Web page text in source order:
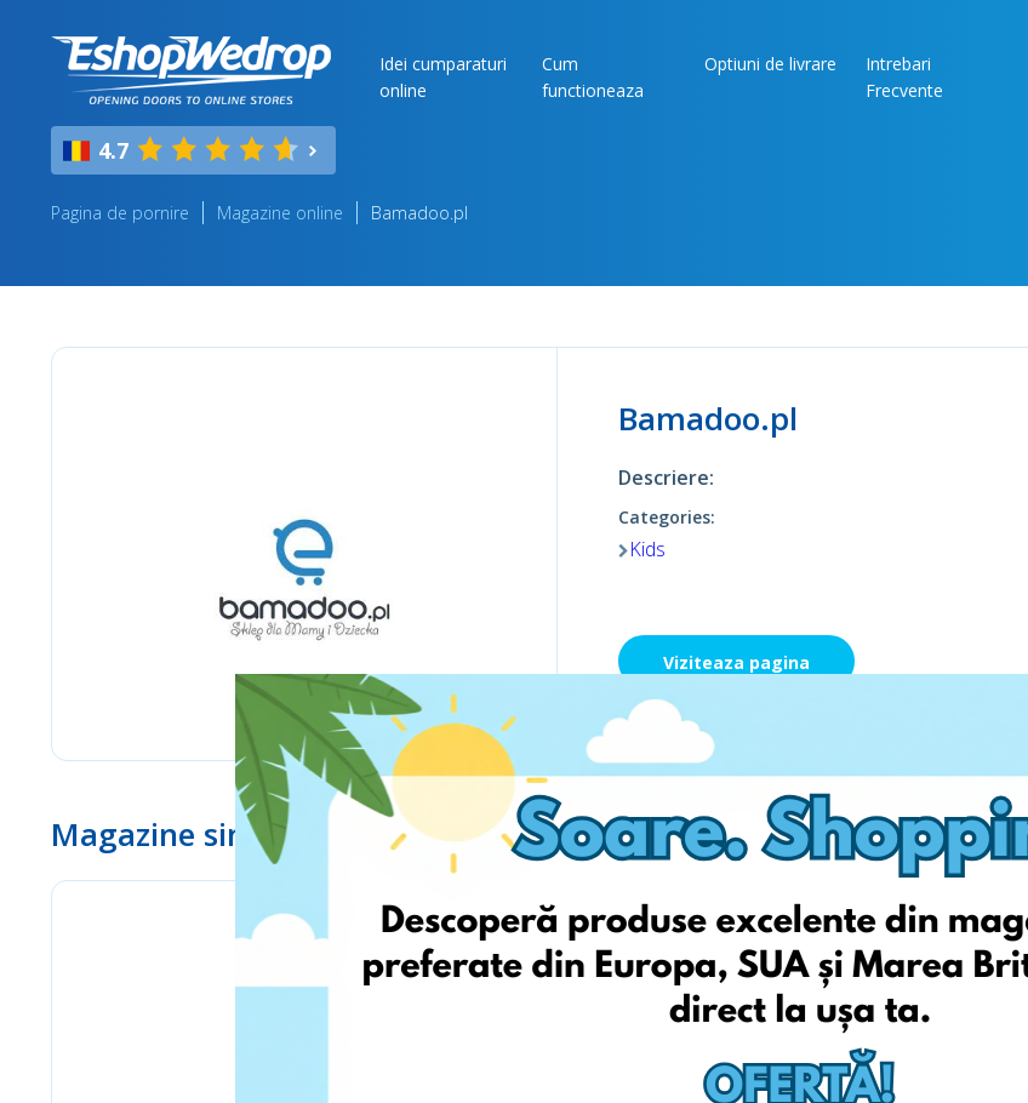
Idei cumparaturi
online
Cum
functioneaza
Optiuni de livrare
Intrebari
Frecvente
4.7
Pagina de pornire Magazine online Bamadoo.pl
Bamadoo.pl
Descriere:
Categories:
Kids
Viziteaza pagina
Magazine similare